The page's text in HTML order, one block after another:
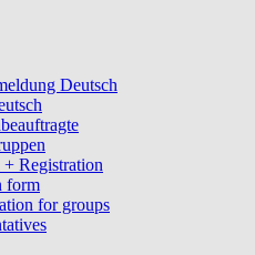
Deutsch
Registration
form
for groups